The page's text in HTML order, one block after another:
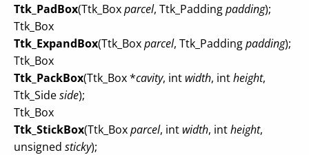
Ttk_PadBox(Ttk_Boxparcel, Ttk_Paddingpadding);
Ttk_Box
Ttk_ExpandBox(Ttk_Boxparcel, Ttk_Paddingpadding);
Ttk_Box
Ttk_PackBox(Ttk_Box *cavity, int width, intheight,
Ttk_Sideside);
Ttk_Box
Ttk_StickBox(Ttk_Boxparcel, int width, intheight,
unsigned sticky);